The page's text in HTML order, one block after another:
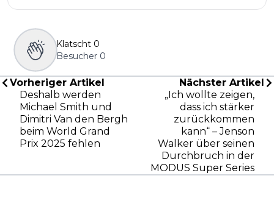
Klatscht 0
Besucher 0
Vorheriger Artikel
Deshalb werden
Michael Smith und
Dimitri Van den Bergh
beim World Grand
Prix 2025 fehlen
Nächster Artikel
„Ich wollte zeigen,
dass ich stärker
zurückkommen
kann“ – Jenson
Walker über seinen
Durchbruch in der
MODUS Super Series